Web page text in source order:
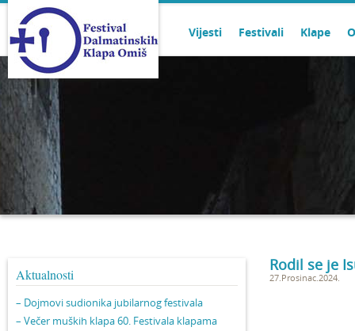
Vijesti Festivali Klape
Aktualnosti
– Dojmovi sudionika jubilarnog festivala
– Večer muških klapa 60. Festivala klapama
Rodil se je
27.Prosinac.2024.